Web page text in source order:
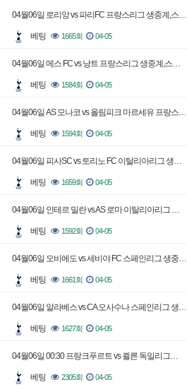
04월06일 로리앙 vs 파리FC 프랑스리그 생중계,스…
베팅 1665회 04-05
04월06일 메스 FC vs 낭트 프랑스리그 생중계,스…
베팅 1584회 04-05
04월06일 AS 모나코 vs 올림피크 마르세유 프랑스…
베팅 1594회 04-05
04월06일 피사SC vs 토리노 FC 이탈리아리그 생…
베팅 1659회 04-05
04월06일 인테르 밀란 vs AS 로마 이탈리아리그 …
베팅 1592회 04-05
04월06일 오비에도 vs 세비야 FC 스페인리그 생중…
베팅 1661회 04-05
04월06일 알라베스 vs CA 오사수나 스페인리그 생…
베팅 1627회 04-05
04월06일 00:30 프랑크푸르트 vs 쾰른 독일리그…
베팅 2305회 04-05